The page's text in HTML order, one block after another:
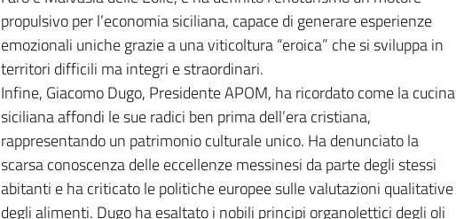
propulsivo per l’economia siciliana, capace di generare esperienze
emozionali uniche grazie a una viticoltura “eroica” che si sviluppa in
territori difficili ma integri e straordinari.
Infine, Giacomo Dugo, Presidente APOM, ha ricordato come la cucina
siciliana affondi le sue radici ben prima dell’era cristiana,
rappresentando un patrimonio culturale unico. Ha denunciato la
scarsa conoscenza delle eccellenze messinesi da parte degli stessi
abitanti e ha criticato le politiche europee sulle valutazioni qualitative
degli alimenti. Dugo ha esaltato i nobili principi organolettici degli oli